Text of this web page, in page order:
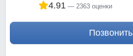
4.91 2363 оценки
Позвонить